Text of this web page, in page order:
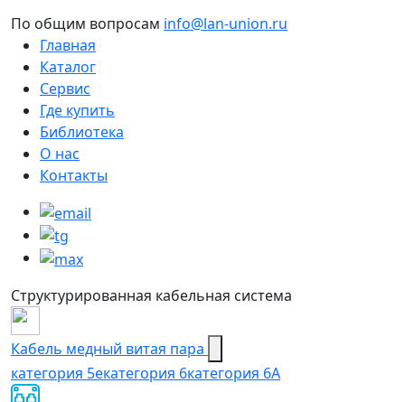
По общим вопросам info@lan-union.ru
Главная
Каталог
Сервис
Где купить
Библиотека
О нас
Контакты
Структурированная кабельная система
Кабель медный витая пара
категория 5eкатегория 6категория 6А